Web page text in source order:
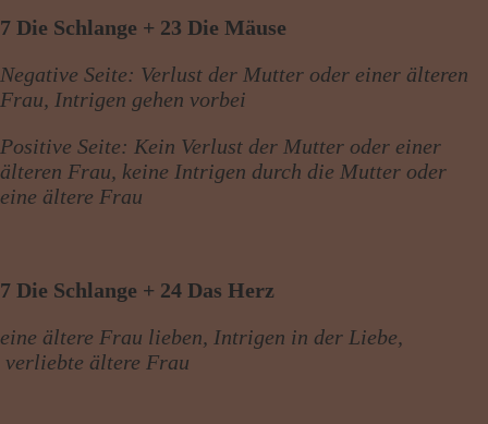
7 Die Schlange + 23 Die Mäuse
Negative Seite: Verlust der Mutter oder einer älteren
Frau, Intrigen gehen vorbei
Positive Seite: Kein Verlust der Mutter oder einer
älteren Frau, keine Intrigen durch die Mutter oder
eine ältere Frau
7 Die Schlange + 24 Das Herz
eine ältere Frau lieben, Intrigen in der Liebe,
verliebte ältere Frau